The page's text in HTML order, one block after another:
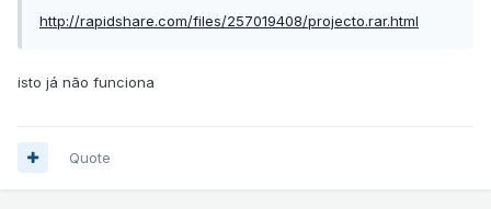
http://rapidshare.com/files/257019408/projecto.rar.html
isto já não funciona
Quote